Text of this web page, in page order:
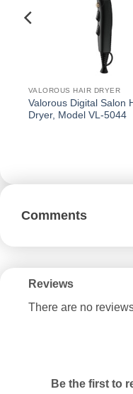
VALOROUS HAIR DRYER
Valorous Digital Salon
Dryer, Model VL-5044
Comments
Reviews
There are no
Be the first to